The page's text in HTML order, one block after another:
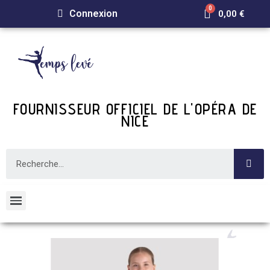
Connexion 0,00 €
FOURNISSEUR OFFICIEL DE L'OPÉRA DE
NICE